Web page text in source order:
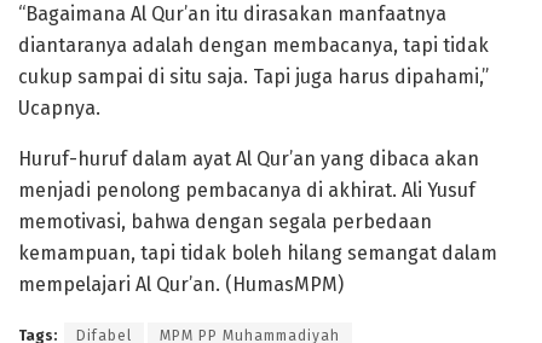
“Bagaimana Al Qur’an itu dirasakan manfaatnya
diantaranya adalah dengan membacanya, tapi tidak
cukup sampai di situ saja. Tapi juga harus dipahami,”
Ucapnya.
Huruf-huruf dalam ayat Al Qur’an yang dibaca akan
menjadi penolong pembacanya di akhirat. Ali Yusuf
memotivasi, bahwa dengan segala perbedaan
kemampuan, tapi tidak boleh hilang semangat dalam
mempelajari Al Qur’an. (HumasMPM)
Tags: Difabel MPM PP Muhammadiyah